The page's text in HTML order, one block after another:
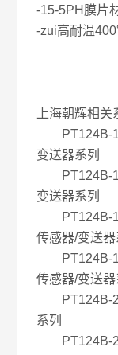
-15-5PH膜片
-zui高耐温
上海朝辉相关
PT124B-
变送器系列
PT124B-
变送器系列
PT124B-
传感器/变送器
PT124B-
传感器/变送器
PT124B-
系列
PT124B-